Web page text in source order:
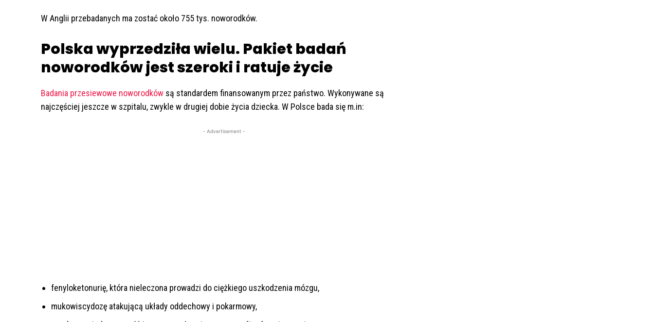
W Anglii przebadanych ma zostać około 755 tys. noworodków.
Polska wyprzedziła wielu. Pakiet badań
noworodków jest szeroki i ratuje życie
Badania przesiewowe noworodków są standardem finansowanym przez państwo. Wykonywane są
najczęściej jeszcze w szpitalu, zwykle w drugiej dobie życia dziecka. W Polsce bada się m.in:
- Advertisement -
fenyloketonurię, która nieleczona prowadzi do ciężkiego uszkodzenia mózgu,
mukowiscydozę atakującą układy oddechowy i pokarmowy,